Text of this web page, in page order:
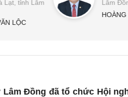
Lạt, tỉnh Lâm
LỘC
Lâm
Lâm Đồng đã tổ chức Hội